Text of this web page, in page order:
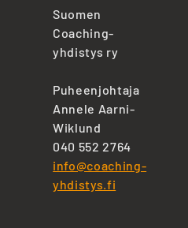
Suomen
Coaching-
yhdistys ry
Puheenjohtaja
Annele Aarni-
Wiklund
040 552 2764
info@coaching-
yhdistys.fi